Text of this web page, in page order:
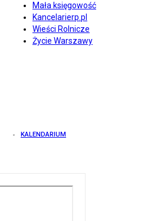
Mała księgowość
Kancelarierp.pl
Wieści Rolnicze
Życie Warszawy
KALENDARIUM